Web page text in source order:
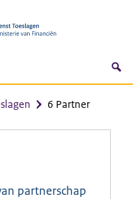
6 Partner
partnerschap